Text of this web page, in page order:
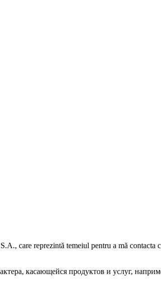
care reprezintă temeiul pentru a mă contacta
касающейся продуктов и услуг,